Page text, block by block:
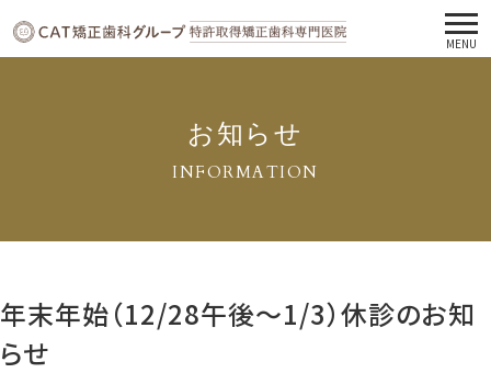
MENU
お知らせ
INFORMATION
年末年始（12/28午後〜1/3）休診のお知
らせ